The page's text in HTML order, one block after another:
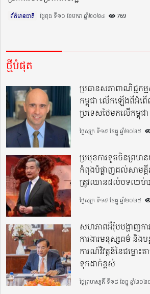
ព័ត៌មានជាតិ ថ្ងៃពុធ ទី១០ ខែមករា ឆ្នាំ២០២៤​ 769
ថ្មីបំផុត
ប្រធានសភាពាណិជ្ជកម្ម
កម្ពុជា លើកឡើងពីអំព
ប្រទេសថៃមកលើកម្ពុជា
ថ្ងៃសុក្រ ទី១៩ ខែធ្នូ ឆ្នាំ២០២៥
ប្រមុខការទូតចិនព្រមាន
កំពុងបំផ្លាញដល់សាមគ្គី
ត្រូវឈានដល់បទឈប់ប
ថ្ងៃសុក្រ ទី១៩ ខែធ្នូ ឆ្នាំ២០២៥
សហភាពអឺរ៉ុបបង្ហាញការ
ការងារមនុស្សធម៌ និងប
ការណ៍វិវត្តន៍នៃជម្លោ
ទុកដាក់ខ្ពស់
ថ្ងៃព្រហស្បតិ៍ ទី១៨ ខែធ្នូ ឆ្នាំ២០២